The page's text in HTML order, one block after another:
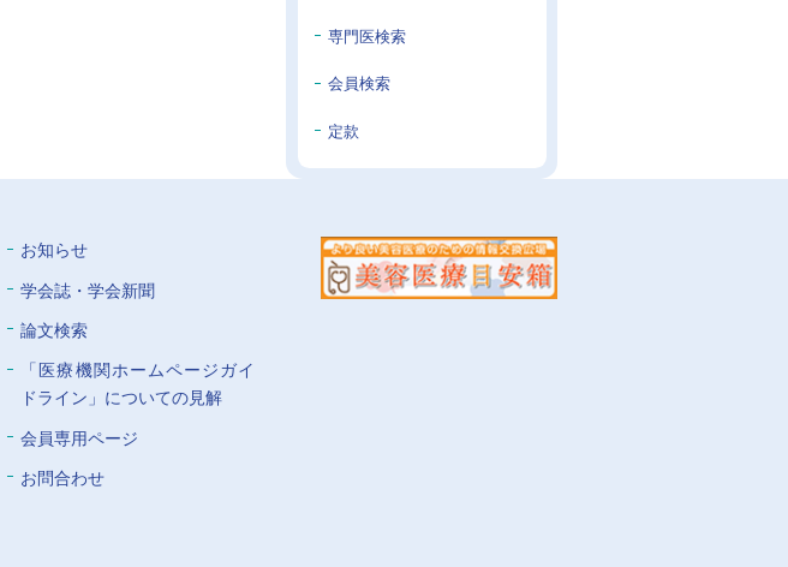
専門医検索
会員検索
定款
お知らせ
学会誌・学会新聞
論文検索
「医療機関ホームページガイ
ドライン」についての⾒解
会員専⽤ページ
お問合わせ